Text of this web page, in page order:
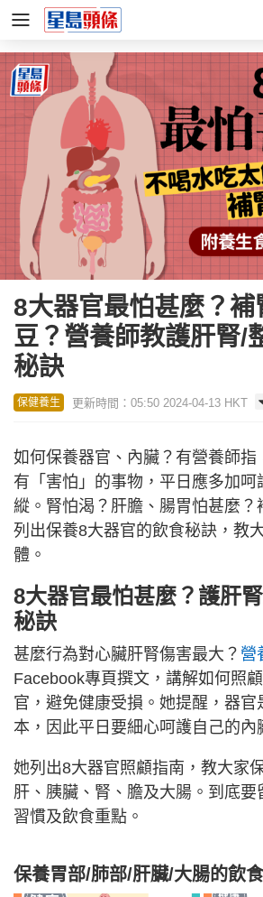
8大器官最怕甚麼？補
豆？營養師教護肝腎/
秘訣
保健養生 更新時間：05:50 2024-04-13 HKT
如何保養器官、內臟？有營養師指
有「害怕」的事物，平日應多加呵
縱。腎怕渴？肝膽、腸胃怕甚麼？
列出保養8大器官的飲食秘訣，教
體。
8大器官最怕甚麼？護肝
秘訣
甚麼行為對心臟肝腎傷害最大？ 營
Facebook專頁撰文，講解如何照
官，避免健康受損。她提醒，器官
本，因此平日要細心呵護自己的內
她列出8大器官照顧指南，教大家
肝、胰臟、腎、膽及大腸。到底要
習慣及飲食重點。
保養胃部/肺部/肝臟/大腸的